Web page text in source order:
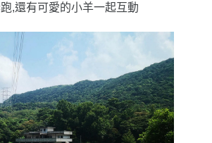
,還有可愛的小羊一起互動